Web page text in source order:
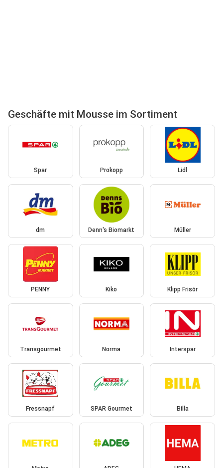
Geschäfte mit Mousse im Sortiment
Spar Prokopp Lidl
dm Denn's Biomarkt Müller
PENNY Kiko Klipp Frisör
Transgourmet Norma Interspar
Fressnapf SPAR Gourmet Billa